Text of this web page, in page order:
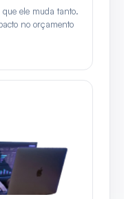
ele muda tanto.
no orçamento